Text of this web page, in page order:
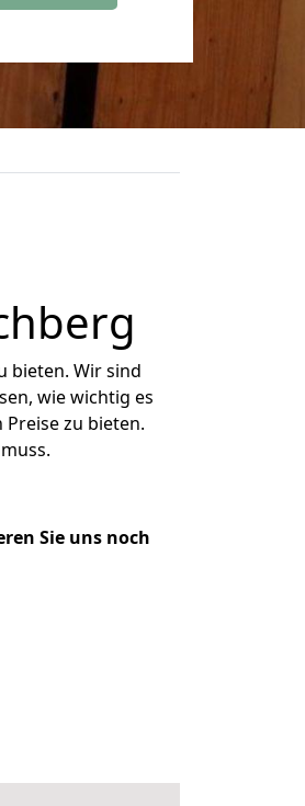
bieten. Wir sind
wie wichtig es
zu bieten.
Sie uns noch